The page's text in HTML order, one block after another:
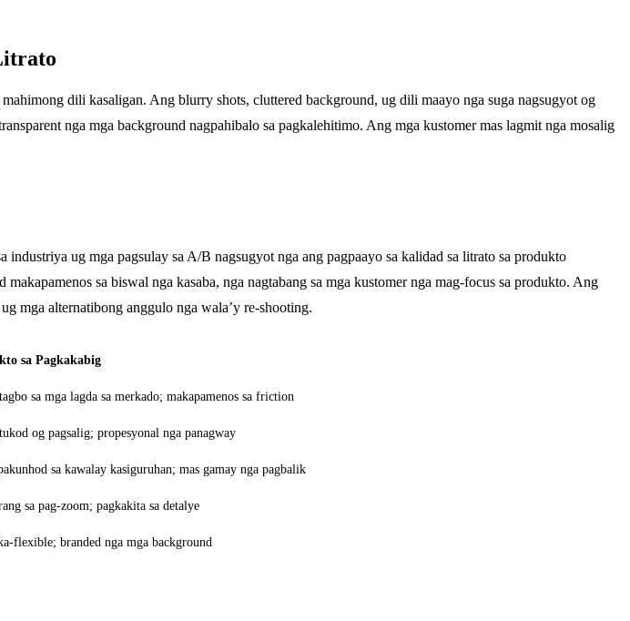
dili kasaligan. Ang blurry shots, cluttered background, ug dili maayo nga suga nagsugyot og
nga mga background nagpahibalo sa pagkalehitimo. Ang mga kustomer mas lagmit nga mosalig
ug mga pagsulay sa A/B nagsugyot nga ang pagpaayo sa kalidad sa litrato sa produkto
sa biswal nga kasaba, nga nagtabang sa mga kustomer nga mag-focus sa produkto. Ang
mga alternatibong anggulo nga wala’y re-shooting.
sa Pagkakabig
sa mga lagda sa merkado; makapamenos sa friction
og pagsalig; propesyonal nga panagway
sa kawalay kasiguruhan; mas gamay nga pagbalik
sa pag-zoom; pagkakita sa detalye
flexible; branded nga mga background